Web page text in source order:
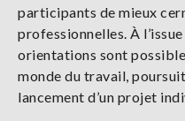
participants de mieux
professionnelles. À
orientations sont
monde du travail,
lancement d’un projet